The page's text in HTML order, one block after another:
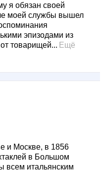
я обязан своей
моей службы вышел
эпизодами из
товарищей... Ещё
и Москве, в 1856
в Большом
всем итальянским